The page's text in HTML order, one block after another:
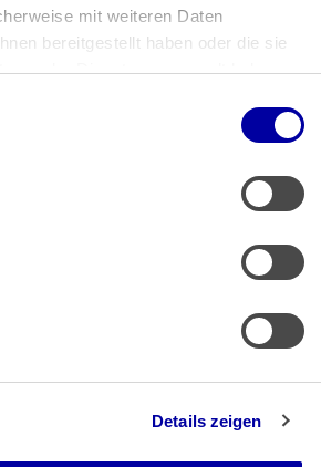
mit weiteren Daten
bereitgestellt haben oder die sie
der Dienste gesammelt haben.
Details zeigen
|AGB
(PDF)